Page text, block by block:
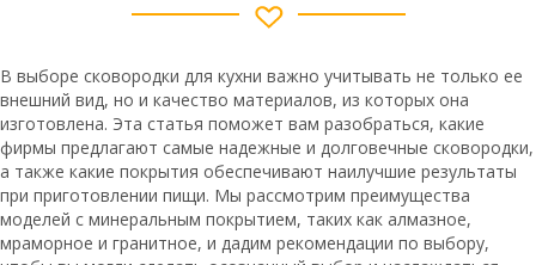
В выборе сковородки для кухни важно учитывать не только ее
внешний вид, но и качество материалов, из которых она
изготовлена. Эта статья поможет вам разобраться, какие
фирмы предлагают самые надежные и долговечные сковородки,
а также какие покрытия обеспечивают наилучшие результаты
при приготовлении пищи. Мы рассмотрим преимущества
моделей с минеральным покрытием, таких как алмазное,
мраморное и гранитное, и дадим рекомендации по выбору,